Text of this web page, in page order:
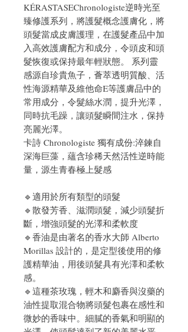
KÉRASTASEChronologiste逆時光至
臻修護系列，將護髮概念護膚化，將
頭髮當成皮膚護理，在護髮產品中加
入高效護膚配方和成分，令頭皮和頭
髮恢復或保持最年輕狀態。 系列靈
感源自珍貴魚子，薈萃透明質酸、活
性海源精華及維他命E等護膚品中的
常用成分，令髮絲水潤，提升光澤，
同時抗毛躁，讓頭髮瞬間注水，保持
亮麗光澤。
卡詩 Chronologiste 獨有成份:淬鍊自
深海巨藻，蘊含珍稀天然活性逆時能
量，源生青春極上髮感
🔹適用於所有類型的頭髮
🔹散發芳香、滋潤頭髮，減少頭髮折
斷，增強頭髮的光澤和柔軟度
🔹香油是由著名的香水大師 Alberto
Morillas 設計的，是定型後使用的修
護精華油，用後頭髮具有光澤和柔軟
感。
🔹這種茶玫瑰，輕木和麝香與沒藥的
油性提取混合物將頭髮包裹在感性和
微妙的香味中。細膩的香氣和明顯的